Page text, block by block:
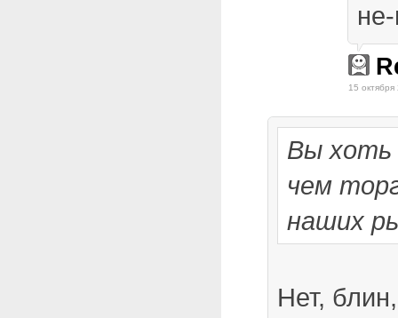
15
Вы хоть
чем
наших
Нет,